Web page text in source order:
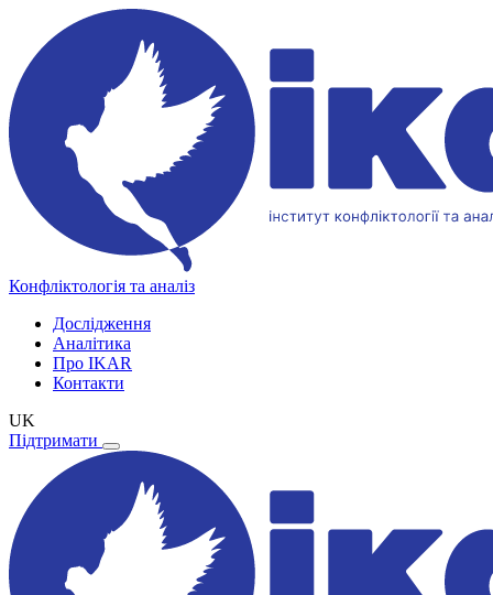
Конфліктологія та аналіз
Дослідження
Аналітика
Про IKAR
Контакти
UK
Підтримати